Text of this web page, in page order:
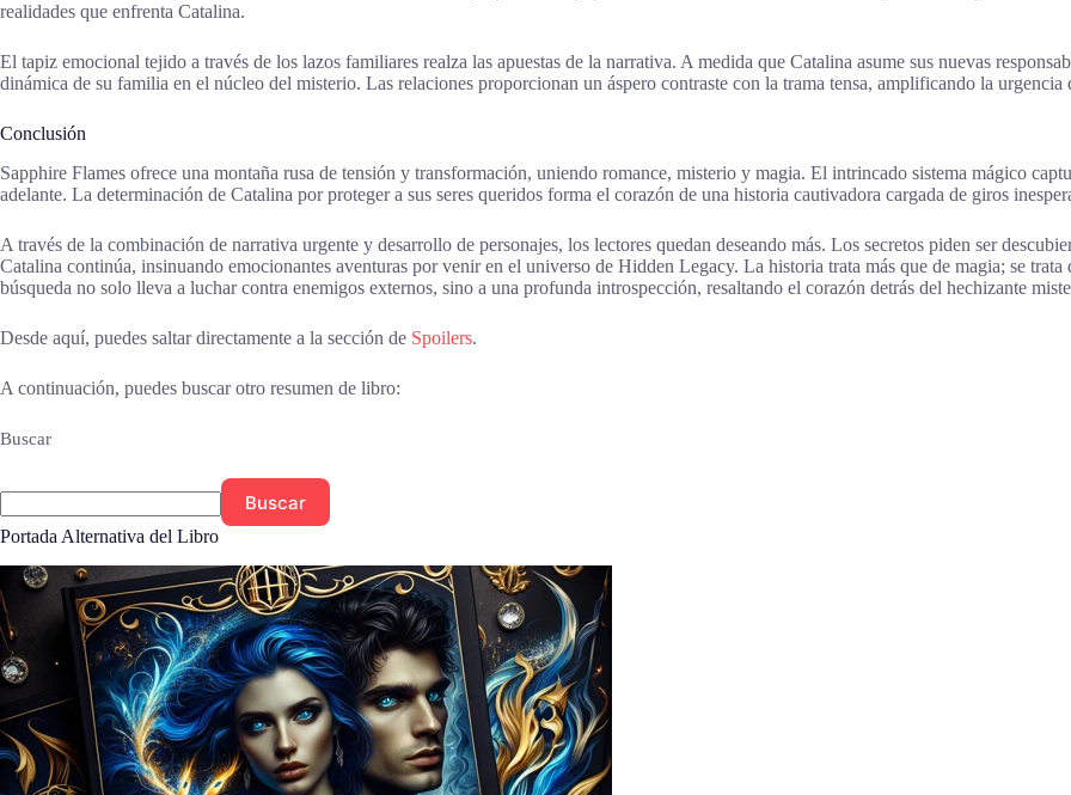
realidades que enfrenta Catalina.
El tapiz emocional tejido a través de los lazos familiares realza las apuestas de la narrativa. A medida que Catalina asume sus nuevas
dinámica de su familia en el núcleo del misterio. Las relaciones proporcionan un áspero contraste con la trama tensa, amplificando la urgencia
Conclusión
Sapphire Flames ofrece una montaña rusa de tensión y transformación, uniendo romance, misterio y magia. El intrincado sistema mágico
adelante. La determinación de Catalina por proteger a sus seres queridos forma el corazón de una historia cautivadora cargada de giros
A través de la combinación de narrativa urgente y desarrollo de personajes, los lectores quedan deseando más. Los secretos piden ser
Catalina continúa, insinuando emocionantes aventuras por venir en el universo de Hidden Legacy. La historia trata más que de magia; se
búsqueda no solo lleva a luchar contra enemigos externos, sino a una profunda introspección, resaltando el corazón detrás del hechizante
Desde aquí, puedes saltar directamente a la sección de Spoilers.
A continuación, puedes buscar otro resumen de libro:
Buscar
Buscar
Portada Alternativa del Libro